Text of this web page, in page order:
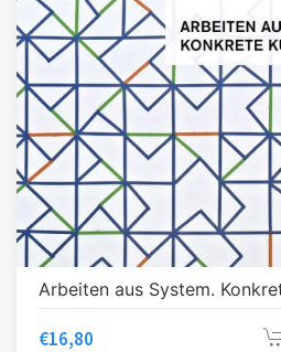
Arbeiten aus System.
€16,80